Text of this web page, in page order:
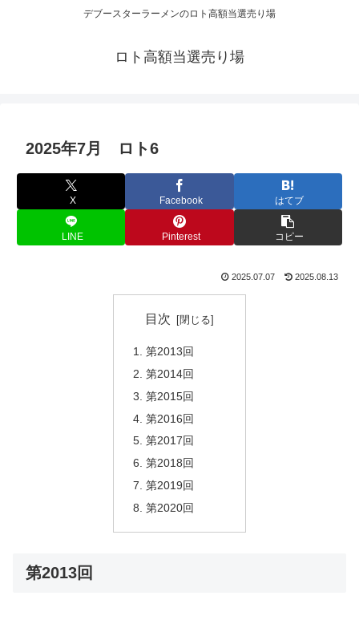
デブースターラーメンのロト高額当選売り場
ロト高額当選売り場
2025年7月 ロト6
X Facebook はてブ
LINE Pinterest コピー
2025.07.07 2025.08.13
目次
第2013回
第2014回
第2015回
第2016回
第2017回
第2018回
第2019回
第2020回
第2013回